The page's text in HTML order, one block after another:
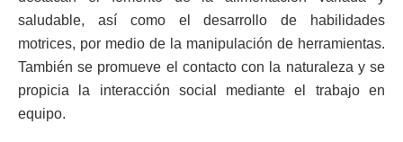
saludable, así como el desarrollo de habilidades
motrices, por medio de la manipulación de herramientas.
También se promueve el contacto con la naturaleza y se
propicia la interacción social mediante el trabajo en
equipo.